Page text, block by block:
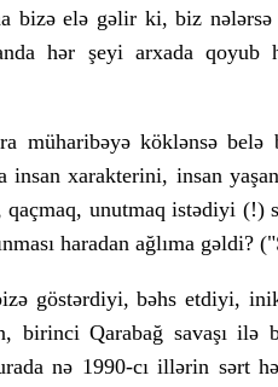
bizə elə gəlir ki, biz nələrsə
hər şeyi arxada qoyub
müharibəyə köklənsə
xarakterini, insan
unutmaq istədiyi (!)
haradan ağlıma gəldi?
göstərdiyi, bəhs etdiyi,
birinci Qarabağ savaşı ilə
nə 1990-cı illərin sərt